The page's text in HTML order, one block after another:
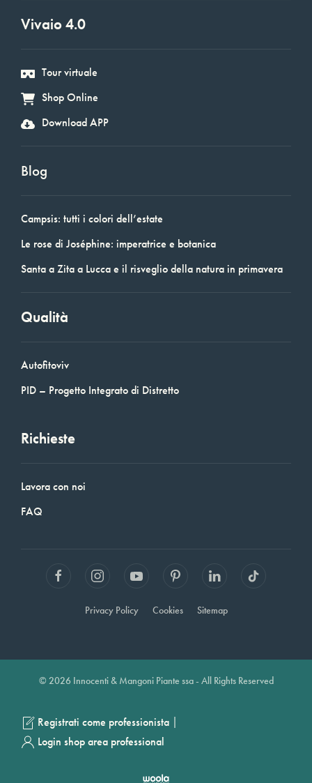
Vivaio 4.0
Tour virtuale
Shop Online
Download APP
Blog
Campsis: tutti i colori dell’estate
Le rose di Joséphine: imperatrice e botanica
Santa a Zita a Lucca e il risveglio della natura in primavera
Qualità
Autofitoviv
PID – Progetto Integrato di Distretto
Richieste
Lavora con noi
FAQ
Privacy Policy Cookies Sitemap
© 2026 Innocenti & Mangoni Piante ssa - All Rights Reserved
Registrati come professionista |
Login shop area professional